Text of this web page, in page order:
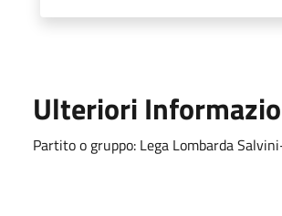
Ulteriori
Partito o gruppo: Lega Lombarda